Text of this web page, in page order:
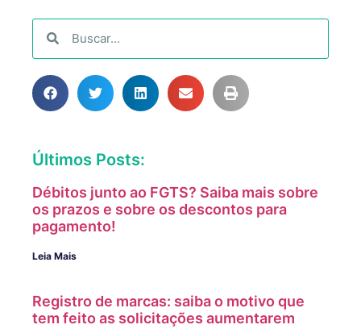
Últimos Posts:
Débitos junto ao FGTS? Saiba mais sobre
os prazos e sobre os descontos para
pagamento!
Leia Mais
Registro de marcas: saiba o motivo que
tem feito as solicitações aumentarem